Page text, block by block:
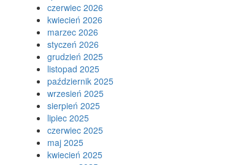
czerwiec 2026
kwiecień 2026
marzec 2026
styczeń 2026
grudzień 2025
listopad 2025
październik 2025
wrzesień 2025
sierpień 2025
lipiec 2025
czerwiec 2025
maj 2025
kwiecień 2025